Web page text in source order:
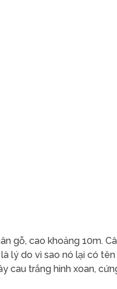
gỗ, cao khoảng 10m.
lý do vì sao nó lại có
cau trắng hình xoan,